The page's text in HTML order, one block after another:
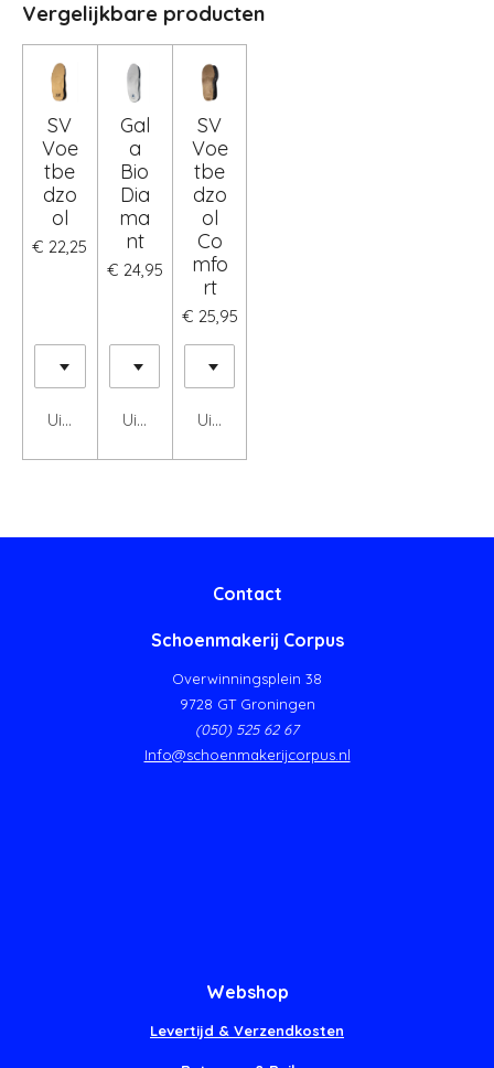
Vergelijkbare producten
SV
Voe
tbe
dzo
ol
€ 22,25
Uitgeschakeld
Gal
a
Bio
Dia
ma
nt
€ 24,95
Uitgeschakeld
SV
Voe
tbe
dzo
ol
Co
mfo
rt
€ 25,95
Uitgeschakeld
Contact
Schoenmakerij Corpus
Overwinningsplein 38
9728 GT Groningen
(050) 525 62 67
Info@schoenmakerijcorpus.nl
Webshop
Levertijd & Verzendkosten